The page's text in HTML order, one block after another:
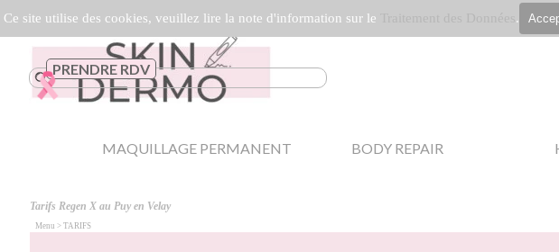
Ce site utilise des cookies, veuillez lire la note d'information sur le .
MAQUILLAGE PERMANENT ▼
BODY REPAIR
PRENDRE RDV
Tarifs Regen X au Puy en Velay
Menu > TARIFS